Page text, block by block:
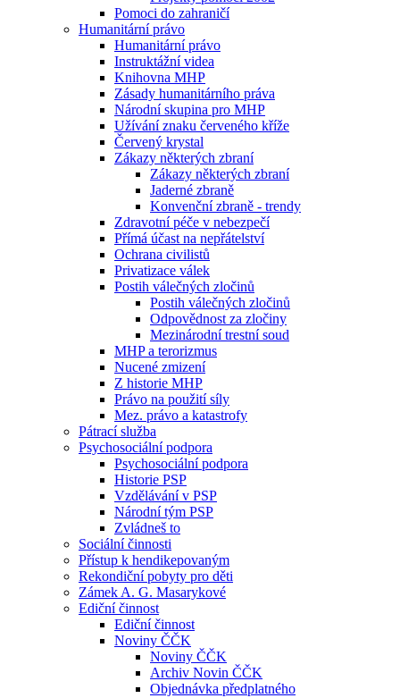
Pomoci do zahraničí
Humanitární právo
Humanitární právo
Instruktážní videa
Knihovna MHP
Zásady humanitárního práva
Národní skupina pro MHP
Užívání znaku červeného kříže
Červený krystal
Zákazy některých zbraní
Zákazy některých zbraní
Jaderné zbraně
Konvenční zbraně - trendy
Zdravotní péče v nebezpečí
Přímá účast na nepřátelství
Ochrana civilistů
Privatizace válek
Postih válečných zločinů
Postih válečných zločinů
Odpovědnost za zločiny
Mezinárodní trestní soud
MHP a terorizmus
Nucené zmizení
Z historie MHP
Právo na použití síly
Mez. právo a katastrofy
Pátrací služba
Psychosociální podpora
Psychosociální podpora
Historie PSP
Vzdělávání v PSP
Národní tým PSP
Zvládneš to
Sociální činnosti
Přístup k hendikepovaným
Rekondiční pobyty pro děti
Zámek A. G. Masarykové
Ediční činnost
Ediční činnost
Noviny ČČK
Noviny ČČK
Archiv Novin ČČK
Objednávka předplatného